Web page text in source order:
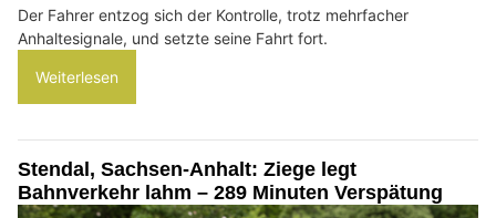
Der Fahrer entzog sich der Kontrolle, trotz mehrfacher
Anhaltesignale, und setzte seine Fahrt fort.
Weiterlesen
Stendal, Sachsen-Anhalt: Ziege legt
Bahnverkehr lahm – 289 Minuten Verspätung